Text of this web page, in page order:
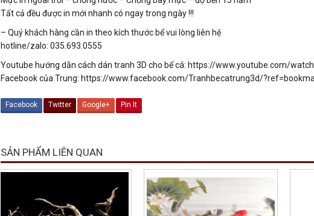
Tất cả đều được in mới nhanh có ngay trong ngày !!!
– Quý khách hàng cần in theo kích thước bể vui lòng liên hệ
hotline/zalo: 035.693.0555
Youtube hướng dẫn cách dán tranh 3D cho bể cá: https://www.youtube.com/
Facebook của Trung: https://www.facebook.com/Tranhbecatrung3d/
Facebook Twitter Google+ Pin It
SẢN PHẨM LIÊN QUAN